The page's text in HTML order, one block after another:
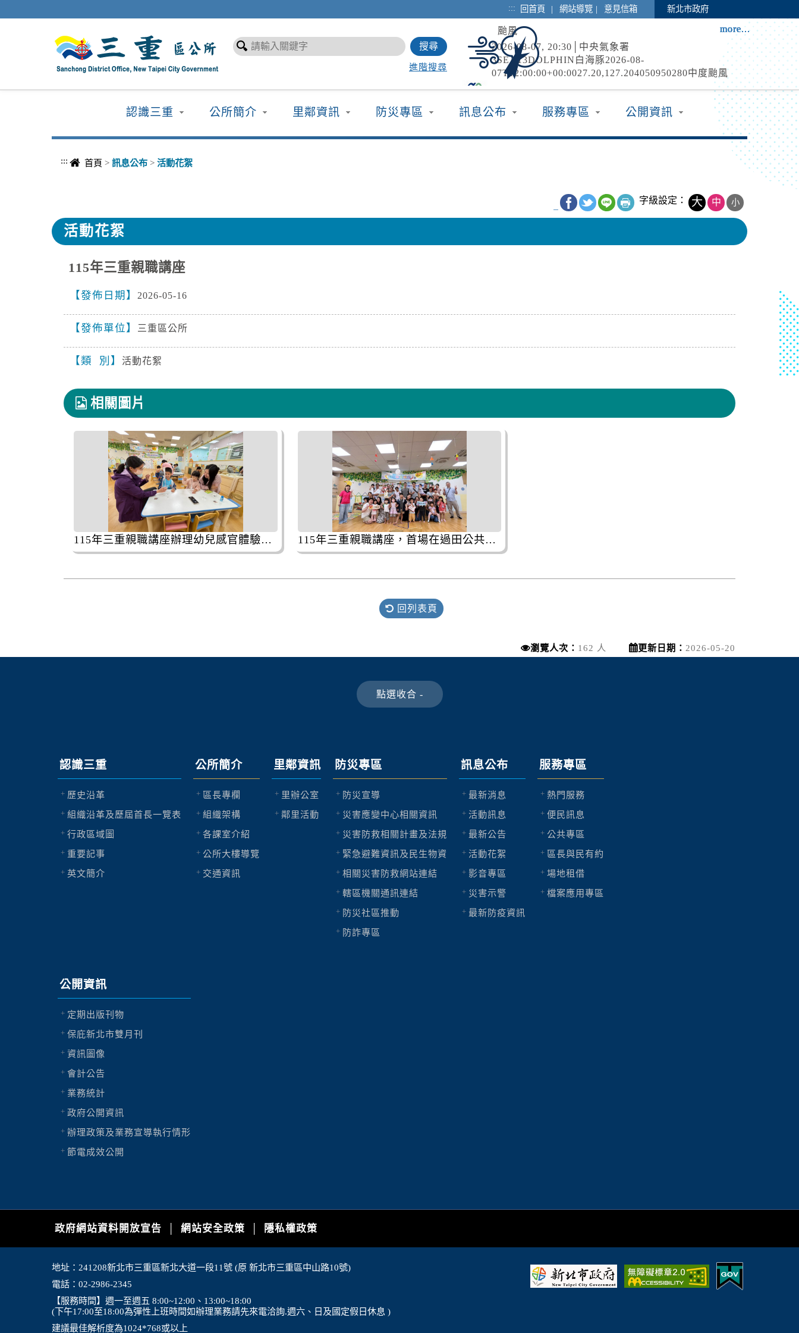
::: 回首頁 | 網站導覽 | 意見信箱 新北市政府
進階搜尋
颱風
2026-08-07, 20:30│中央氣象署
3SEA13DOLPHIN白海豚2026-08-
07T12:00:00+00:0027.20,127.204050950280中度颱風
08T12:00:00+00:0027.00,124.604050950280中度颱風 白
海豚（國際...
more...
國家森林遊樂區
2026-08-09, 00:00│農業部林業及自然保育署
白海豚颱風休園 預計開始日期：2026年08月09日 預計恢
復日期：2026年08月10日
more...
縣、宜蘭縣、臺東縣(蘭嶼)；颱風及其外圍環流影響，8
日基隆市、臺北市、新北市、桃園市、南投縣、高雄市、
more...
國家森林遊樂區
more...
辦理龍潭給水廠高壓電氣設備檢驗 等三合一工程
more...
停水
more...
more...
認識三重 公所簡介 里鄰資訊 防災專區 訊息公布 服務專區 公開資訊
::: 首頁 > 訊息公布 > 活動花絮
字級設定： 大 中 小
活動花絮
115年三重親職講座
發佈日期 2026-05-16
發佈單位 三重區公所
類 別 活動花絮
相關圖片
115年三重親職講座辦理幼兒感官體驗課程. 115年三重親職講座，首場在過田公共托育中心舉行。
回列表頁
瀏覽人次： 162 人 更新日期： 2026-05-20
認識三重
歷史沿革
組織沿革及歷屆首長一覽表
行政區域圖
重要記事
英文簡介
公所簡介
區長專欄
組織架構
各課室介紹
公所大樓導覽
交通資訊
里鄰資訊
里辦公室
鄰里活動
防災專區
防災宣導
災害應變中心相關資訊
災害防救相關計畫及法規
緊急避難資訊及民生物資
相關災害防救網站連結
轄區機關通訊連結
防災社區推動
防詐專區
訊息公布
最新消息
活動訊息
最新公告
活動花絮
影音專區
災害示警
最新防疫資訊
服務專區
熱門服務
便民訊息
公共專區
區長與民有約
場地租借
檔案應用專區
公開資訊
定期出版刊物
保庇新北市雙月刊
資訊圖像
會計公告
業務統計
政府公開資訊
辦理政策及業務宣導執行情形
節電成效公開
政府網站資料開放宣告 網站安全政策 隱私權政策
地址：241208新北市三重區新北大道一段11號 (原 新北市三重區中山路10號)
電話：02-2986-2345
【服務時間】週一至週五 8:00~12:00、13:00~18:00
(下午17:00至18:00為彈性上班時間如辦理業務請先來電洽詢.週六、日及國定假日休息 )
建議最佳解析度為1024*768或以上